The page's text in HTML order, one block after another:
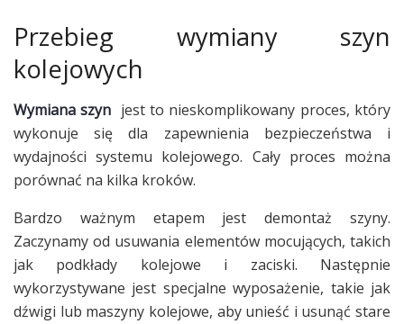
Przebieg wymiany szyn
kolejowych
Wymiana szyn jest to nieskomplikowany proces, który
wykonuje się dla zapewnienia bezpieczeństwa i
wydajności systemu kolejowego. Cały proces można
porównać na kilka kroków.
Bardzo ważnym etapem jest demontaż szyny.
Zaczynamy od usuwania elementów mocujących, takich
jak podkłady kolejowe i zaciski. Następnie
wykorzystywane jest specjalne wyposażenie, takie jak
dźwigi lub maszyny kolejowe, aby unieść i usunąć stare